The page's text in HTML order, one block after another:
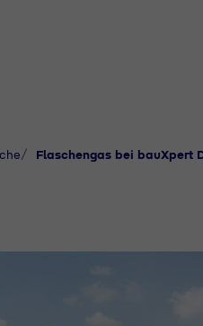
Flaschengas bei bauXpert